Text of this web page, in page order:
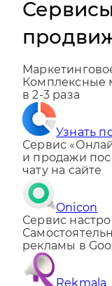
Комплексные
в 2-3 раза
Узнать
Сервис
и продажи
чату на сайте
Onicon
Сервис
рекламы в